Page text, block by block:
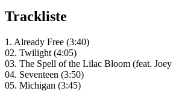
Trackliste
1. Already Free (3:40)
02. Twilight (4:05)
03. The Spell of the Lilac Bloom (feat.
04. Seventeen (3:50)
05. Michigan (3:45)